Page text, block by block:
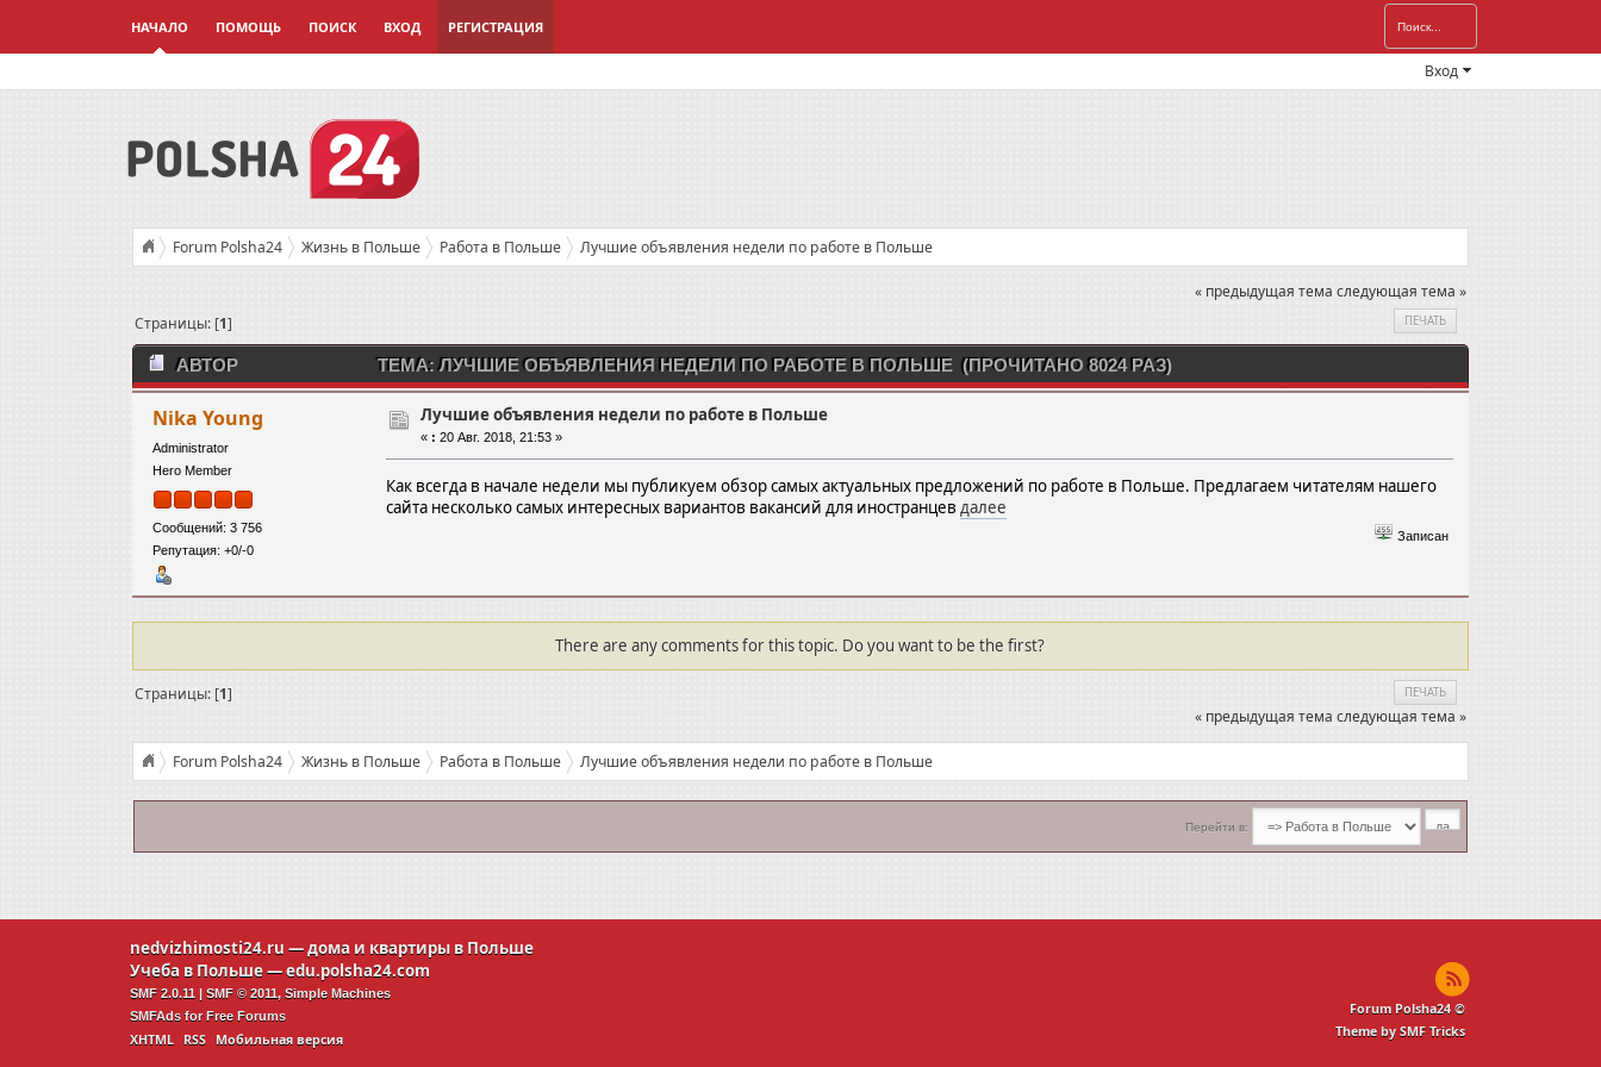
НАЧАЛО ПОМОЩЬ ПОИСК ВХОД РЕГИСТРАЦИЯ
Вход
Forum Polsha24 Жизнь в Польше Работа в Польше Лучшие объявления недели по работе в Польше
« предыдущая тема следующая тема »
ПЕЧАТЬ
Страницы: [1]
АВТОР ТЕМА: ЛУЧШИЕ ОБЪЯВЛЕНИЯ НЕДЕЛИ ПО РАБОТЕ В ПОЛЬШЕ (ПРОЧИТАНО 8024 РАЗ)
Nika Young
Administrator
Hero Member
Сообщений: 3 756
Репутация: +0/-0
Лучшие объявления недели по работе в Польше
« : 20 Авг. 2018, 21:53 »
Как всегда в начале недели мы публикуем обзор самых актуальных предложений по работе в Польше. Предлагаем читателям нашего
сайта несколько самых интересных вариантов вакансий для иностранцевдалее
Записан
There are any comments for this topic. Do you want to be the first?
ПЕЧАТЬ
Страницы: [1]
« предыдущая тема следующая тема »
Forum Polsha24 Жизнь в Польше Работа в Польше Лучшие объявления недели по работе в Польше
Перейти в:
nedvizhimosti24.ru — дома и квартиры в Польше
Учеба в Польше —edu.polsha24.com
Forum Polsha24 ©
Theme by SMF Tricks
SMF 2.0.11 |SMF © 2011,Simple Machines
SMFAds forFree Forums
XHTML RSS Мобильная версия